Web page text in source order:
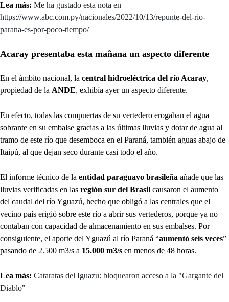
Lea más: Me ha gustado esta nota en
https://www.abc.com.py/nacionales/2022/10/13/repunte-del-rio-
parana-es-por-poco-tiempo/
Acaray presentaba esta mañana un aspecto diferente
En el ámbito nacional, la central hidroeléctrica del río Acaray,
propiedad de la ANDE, exhibía ayer un aspecto diferente.
En efecto, todas las compuertas de su vertedero erogaban el agua
sobrante en su embalse gracias a las últimas lluvias y dotar de agua al
tramo de este río que desemboca en el Paraná, también aguas abajo de
Itaipú, al que dejan seco durante casi todo el año.
El informe técnico de la entidad paraguayo brasileña añade que las
lluvias verificadas en las región sur del Brasil causaron el aumento
del caudal del río Yguazú, hecho que obligó a las centrales que el
vecino país erigió sobre este río a abrir sus vertederos, porque ya no
contaban con capacidad de almacenamiento en sus embalses. Por
consiguiente, el aporte del Yguazú al río Paraná “aumentó seis veces”
pasando de 2.500 m3/s a 15.000 m3/s en menos de 48 horas.
Lea más: Cataratas del Iguazu: bloquearon acceso a la "Gargante del
Diablo"